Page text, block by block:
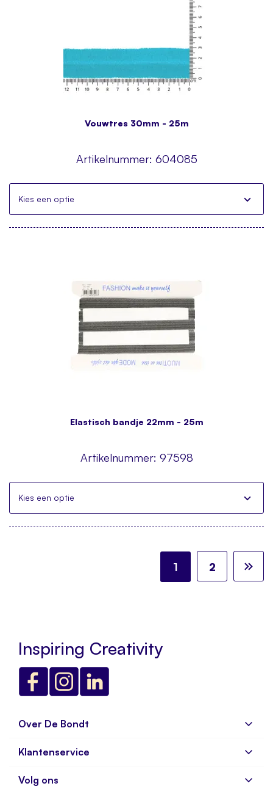
Vouwtres 30mm - 25m
Artikelnummer: 604085
Kies een optie
Elastisch bandje 22mm - 25m
Artikelnummer: 97598
Kies een optie
U lees momenteel
1 Pagina
2
Inspiring Creativity
Over De Bondt
Over ons
Klantenservice
Veelgestelde vragen
Volg ons